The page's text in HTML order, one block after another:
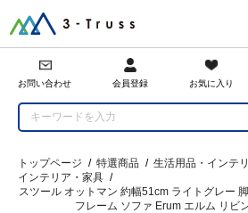
お問い合わせ 会員登録 お気に入り
トップページ / 特選商品 / 生活用品・インテ
インテリア・家具 /
スツール オットマン 約幅51cm ライトグレー
フレーム ソファ Erum エルム リビ